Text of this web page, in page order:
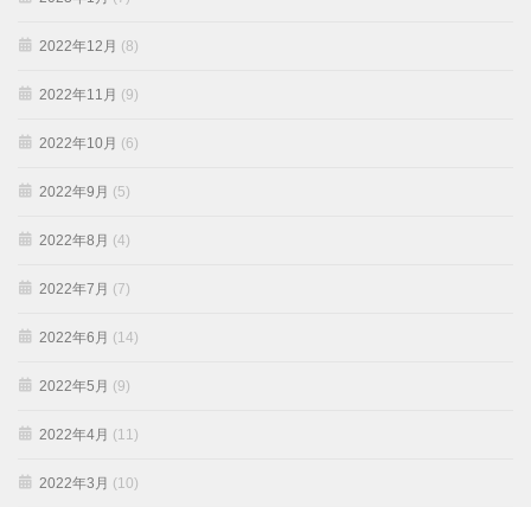
2022年12月 (8)
2022年11月 (9)
2022年10月 (6)
2022年9月 (5)
2022年8月 (4)
2022年7月 (7)
2022年6月 (14)
2022年5月 (9)
2022年4月 (11)
2022年3月 (10)